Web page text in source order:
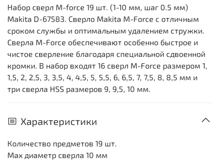
Набор сверл M-force 19 шт. (1-10 мм, шаг 0.5 мм)
Makita D-67583. Сверло Makita M-Force с отличным
сроком службы и оптимальным удалением стружки.
Сверла M-Force обеспечивают особенно быстрое и
чистое сверление благодаря специальной сдвоенной
кромки. В набор входят 16 сверл M-Force размером 1,
1,5, 2, 2,5, 3, 3,5, 4, 4,5, 5, 5,5, 6, 6,5, 7, 7,5, 8, 8,5 мм и
три сверла HSS размеров 9, 9,5, 10 мм.
Характеристики
Количество предметов 19 шт.
Max диаметр сверла 10 мм